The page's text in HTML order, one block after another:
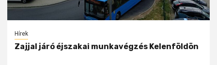
Hírek
Zajjal járó éjszakai munkavégzés Kelenföldön